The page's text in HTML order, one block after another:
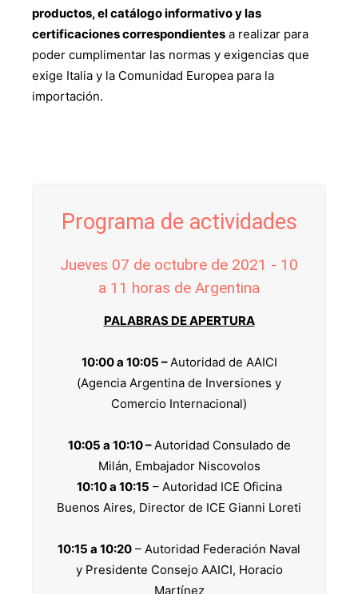
productos, el catálogo informativo y las
certificaciones correspondientes a realizar para
poder cumplimentar las normas y exigencias que
exige Italia y la Comunidad Europea para la
importación.
Programa de actividades
Jueves 07 de octubre de 2021 - 10
a 11 horas de Argentina
PALABRAS DE APERTURA
10:00 a 10:05 –Autoridad de AAICI
(Agencia Argentina de Inversiones y
Comercio Internacional)
10:05 a 10:10 –Autoridad Consulado de
Milán, Embajador Niscovolos
10:10 a 10:15 – Autoridad ICE Oficina
Buenos Aires, Director de ICE Gianni Loreti
10:15 a 10:20 – Autoridad Federación Naval
y Presidente Consejo AAICI, Horacio
Martínez